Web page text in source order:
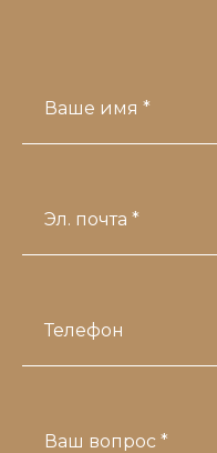
Ваше имя *
Эл. почта *
Телефон
Ваш вопрос *